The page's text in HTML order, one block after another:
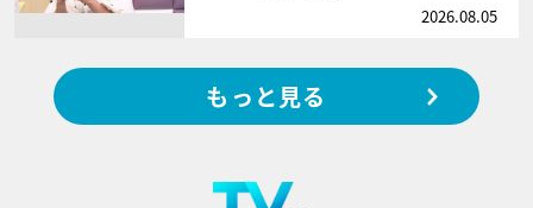
2026.08.05
もっと見る